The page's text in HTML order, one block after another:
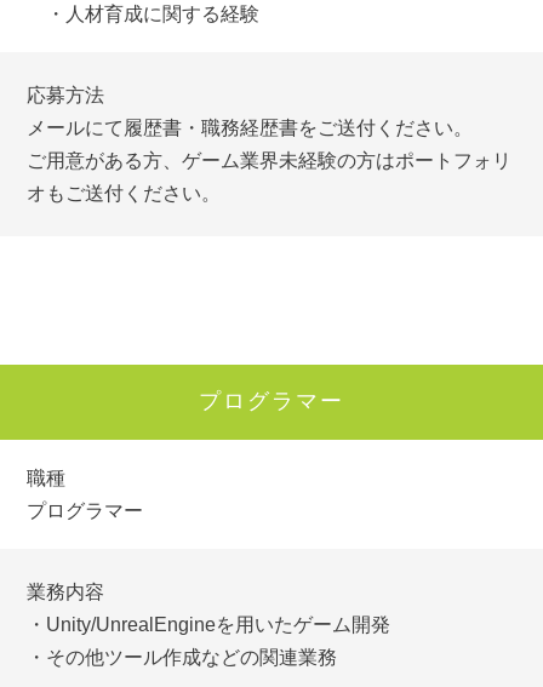
・人材育成に関する経験
応募方法
メールにて履歴書・職務経歴書をご送付ください。
ご用意がある方、ゲーム業界未経験の方はポートフォリ
オもご送付ください。
プログラマー
職種
プログラマー
業務内容
・Unity/UnrealEngineを用いたゲーム開発
・その他ツール作成などの関連業務